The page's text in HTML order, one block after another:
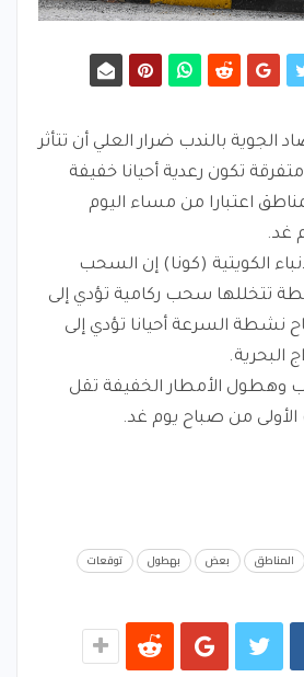
الجوية بالندب ضرار العلي أن تتأثر
تكون رعدية أحيانا خفيفة
اعتبارا من مساء اليوم
غد.
الكويتية (كونا) إن السحب
تتخللها سحب ركامية تؤدي إلى
نشطة السرعة أحيانا تؤدي إلى
البحرية.
وهطول الأمطار الخفيفة تقل
الأولى من صباح يوم غد.
المناطق بعض بهطول
توقعات